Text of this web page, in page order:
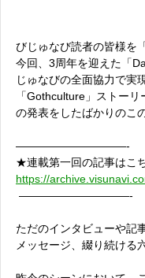
びじゅなび読者の皆様を
今回、3周年を迎えた「
じゅなびの全面協力で実
「Gothculture」ストー
の発表をしたばかりのこ
——————————-
★連載第一回の記事はこ
https://
——————————-
ただのインタビューや記
メッセージ、綴り続ける